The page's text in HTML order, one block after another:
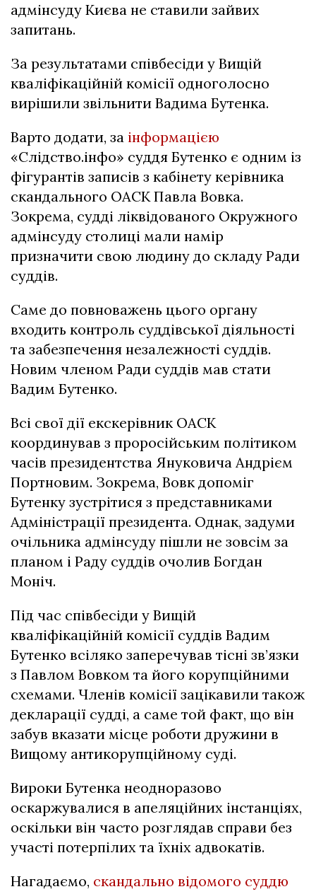
адмінсуду Києва не ставили зайвих
запитань.
За результатами співбесіди у Вищій
кваліфікаційній комісії одноголосно
вирішили звільнити Вадима Бутенка.
Варто додати, за інформацією
«Слідство.інфо» суддя Бутенко є одним із
фігурантів записів з кабінету керівника
скандального ОАСК Павла Вовка.
Зокрема, судді ліквідованого Окружного
адмінсуду столиці мали намір
призначити свою людину до складу Ради
суддів.
Саме до повноважень цього органу
входить контроль суддівської діяльності
та забезпечення незалежності суддів.
Новим членом Ради суддів мав стати
Вадим Бутенко.
Всі свої дії екскерівник ОАСК
координував з проросійським політиком
часів президентства Януковича Андрієм
Портновим. Зокрема, Вовк допоміг
Бутенку зустрітися з представниками
Адміністрації президента. Однак, задуми
очільника адмінсуду пішли не зовсім за
планом і Раду суддів очолив Богдан
Моніч.
Під час співбесіди у Вищій
кваліфікаційній комісії суддів Вадим
Бутенко всіляко заперечував тісні зв’язки
з Павлом Вовком та його корупційними
схемами. Членів комісії зацікавили також
декларації судді, а саме той факт, що він
забув вказати місце роботи дружини в
Вищому антикорупційному суді.
Вироки Бутенка неодноразово
оскаржувалися в апеляційних інстанціях,
оскільки він часто розглядав справи без
участі потерпілих та їхніх адвокатів.
Нагадаємо, скандально відомого суддю